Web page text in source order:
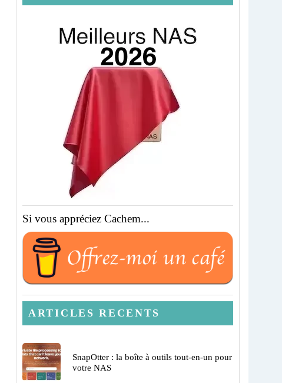
Si vous appréciez Cachem...
ARTICLES RECENTS
SnapOtter : la boîte à outils tout-en-un pour
votre NAS